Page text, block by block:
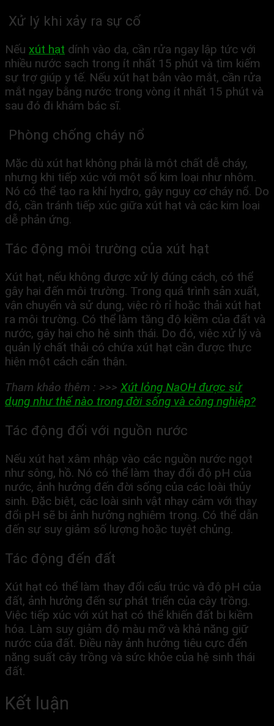
Xử lý khi xảy ra sự cố
Nếu xút hạt dính vào da, cần rửa ngay lập tức với
nhiều nước sạch trong ít nhất 15 phút và tìm kiếm
sự trợ giúp y tế. Nếu xút hạt bắn vào mắt, cần rửa
mắt ngay bằng nước trong vòng ít nhất 15 phút và
sau đó đi khám bác sĩ.
Phòng chống cháy nổ
Mặc dù xút hạt không phải là một chất dễ cháy,
nhưng khi tiếp xúc với một số kim loại như nhôm.
Nó có thể tạo ra khí hydro, gây nguy cơ cháy nổ. Do
đó, cần tránh tiếp xúc giữa xút hạt và các kim loại
dễ phản ứng.
Tác động môi trường của xút hạt
Xút hạt, nếu không được xử lý đúng cách, có thể
gây hại đến môi trường. Trong quá trình sản xuất,
vận chuyển và sử dụng, việc rò rỉ hoặc thải xút hạt
ra môi trường. Có thể làm tăng độ kiềm của đất và
nước, gây hại cho hệ sinh thái. Do đó, việc xử lý và
quản lý chất thải có chứa xút hạt cần được thực
hiện một cách cẩn thận.
Tham khảo thêm : >>> Xút lỏng NaOH được sử
dụng như thế nào trong đời sống và công nghiệp?
Tác động đối với nguồn nước
Nếu xút hạt xâm nhập vào các nguồn nước ngọt
như sông, hồ. Nó có thể làm thay đổi độ pH của
nước, ảnh hưởng đến đời sống của các loài thủy
sinh. Đặc biệt, các loài sinh vật nhạy cảm với thay
đổi pH sẽ bị ảnh hưởng nghiêm trọng. Có thể dẫn
đến sự suy giảm số lượng hoặc tuyệt chủng.
Tác động đến đất
Xút hạt có thể làm thay đổi cấu trúc và độ pH của
đất, ảnh hưởng đến sự phát triển của cây trồng.
Việc tiếp xúc với xút hạt có thể khiến đất bị kiềm
hóa. Làm suy giảm độ màu mỡ và khả năng giữ
nước của đất. Điều này ảnh hưởng tiêu cực đến
năng suất cây trồng và sức khỏe của hệ sinh thái
đất.
Kết luận